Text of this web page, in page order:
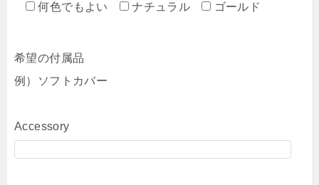
何色でもよい
ナチュラル ゴールド
希望の付属品
例）ソフトカバー
Accessory